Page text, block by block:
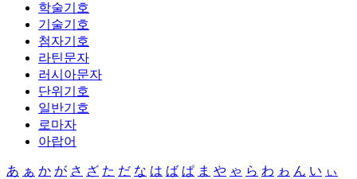
학술기호
기술기호
첨자기호
라틴문자
러시아문자
단위기호
일반기호
로마자
아랍어
あ ぁ か が さ ざ た だ な は ば ぱ ま や ゃ ら わ ゎ ん い ぃ